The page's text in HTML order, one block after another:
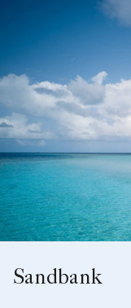
Sandbank